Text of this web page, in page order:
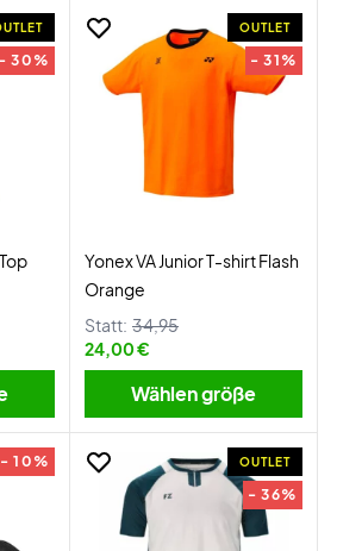
- 30%
OUTLET
- 31%
Yonex VA Junior T-shirt Flash
Orange
Statt: 34,95
24,00 €
Wählen größe
- 10% OUTLET
- 36%